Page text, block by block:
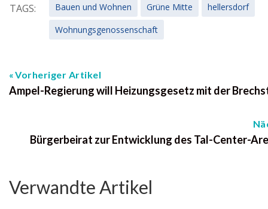
TAGS: Bauen und Wohnen Grüne Mitte
hellersdorf
Wohnungsgenossenschaft
Vorheriger Artikel
Ampel-Regierung will Heizungsgesetz mit der
Bürgerbeirat zur Entwicklung des Tal-Center-
Verwandte Artikel